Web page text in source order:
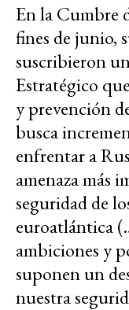
En la Cumbre
fines de junio,
suscribieron
Estratégico
y prevención
busca
enfrentar a
amenaza más
seguridad de
euroatlántica
ambiciones y
suponen un
nuestra